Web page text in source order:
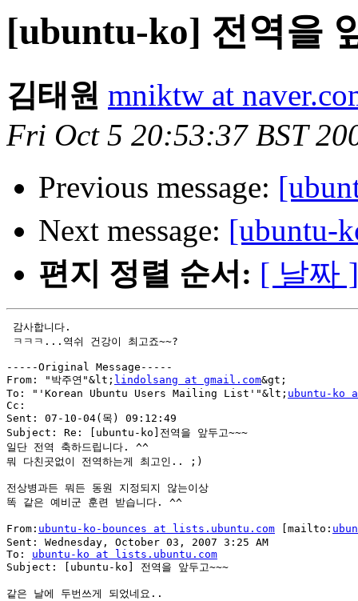
[ubuntu-ko] 전역을
김태원 mniktw at
Fri Oct 5 20:53:37 BST
Previous message:
Next message: [ubuntu-
편지 정렬 순서: [ 날짜 ]
감사합니다.
ㅋㅋㅋ...역쉬 건강이 최고죠~~?
-----Original Message-----
From: "박주연"&lt; lindolsang at gmail.com&gt;
To: "'Korean Ubuntu Users Mailing List'"&lt; ubuntu-ko
Cc:
Sent: 07-10-04(목) 09:12:49
Subject: Re: [ubuntu-ko]전역을 앞두고~~~
일단 전역 축하드립니다. ^^
뭐 다친곳없이 전역하는게 최고인.. ;)
전상병과든 뭐든 동원 지정되지 않는이상
똑 같은 예비군 훈련 받습니다. ^^
From: ubuntu-ko-bounces at lists.ubuntu.com [mailto:
Sent: Wednesday, October 03, 2007 3:25 AM
To: ubuntu-ko at lists.ubuntu.com
Subject: [ubuntu-ko] 전역을 앞두고~~~
같은 날에 두번쓰게 되었네요..